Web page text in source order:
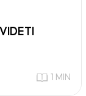
1 MIN